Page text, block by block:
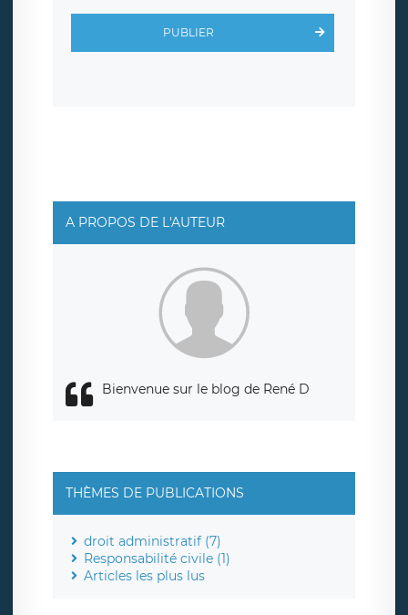
d’inscription est hébergé sur un serveur hébergé par
clauses de
protection conformes au RGPD
. Les données collectées
sont conservées jusqu’à ce que l’Internaute en sollicite la
rue Léopold Sédar Senghor, joignable à l’adresse mail :
responsabledetraitement@legavox.fr. Vous avez
également le droit d’introduire une réclamation auprès
d’une autorité de contrôle.
PUBLIER
A PROPOS DE L'AUTEUR
Bienvenue sur le blog de René D
THÈMES DE PUBLICATIONS
droit administratif (7)
Responsabilité civile (1)
Articles les plus lus